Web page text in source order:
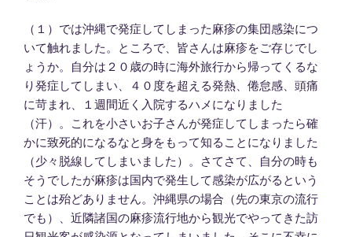
（１）では沖縄で発症してしまった麻疹の集団感染につ
いて触れました。ところで、皆さんは麻疹をご存じでし
ょうか。自分は２０歳の時に海外旅行から帰ってくるな
り発症してしまい、４０度を超える発熱、倦怠感、頭痛
に苛まれ、１週間近く入院するハメになりました
（汗）。これを小さいお子さんが発症してしまったら確
かに致死的になるなと身をもって知ることになりました
（少々脱線してしまいました）。さてさて、自分の時も
そうでしたが麻疹は国内で発生して感染が広がるという
ことは殆どありません。沖縄県の場合（先の東京の流行
でも）、近隣諸国の麻疹流行地から観光でやってきた訪